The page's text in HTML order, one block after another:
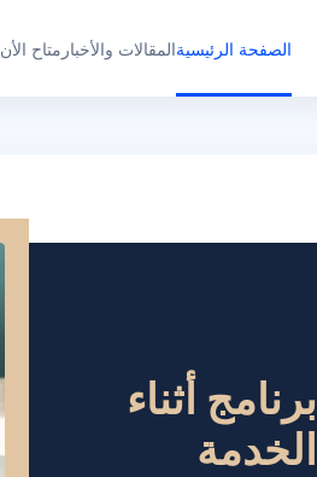
الصفحة الرئيسيةالمقالات والأخبار متاح الأن
برنامج أثناء
الخدمة